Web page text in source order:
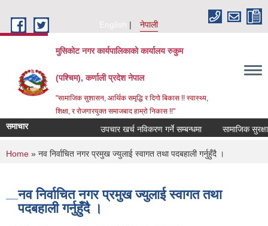
English
नेपाली
मुसिकोट नगर कार्यपालिकाको कार्यालय रुकुम
(पश्चिम), कर्णाली प्रदेश नेपाल
"सामाजिक सुशासन, आर्थिक समृद्धि र दिगो बिकास !! स्वास्थ्य,
शिक्षा, र रोजगारयुक्त समाजबाद हाम्रो निकास !!"
समाचार उपचार खर्च नविकरण गर्ने सम्बन्धमा
You are here
Home » नव निर्वाचित नगर प्रमुख ज्युलाई स्वागत तथा पदबहाली गर्नुहुँदै ।
नव निर्वाचित नगर प्रमुख ज्युलाई स्वागत तथा
पदबहाली गर्नुहुँदै ।